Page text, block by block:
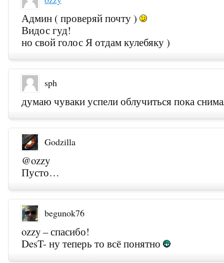
Админ ( проверяй почту )
Видос гуд!
но свой голос Я отдам кулебяку )
sph
думаю чуваки успели облучиться пока
Godzilla
@ozzy
Пусто…
begunok76
ozzy – спасибо!
DesT- ну теперь то всё понятно